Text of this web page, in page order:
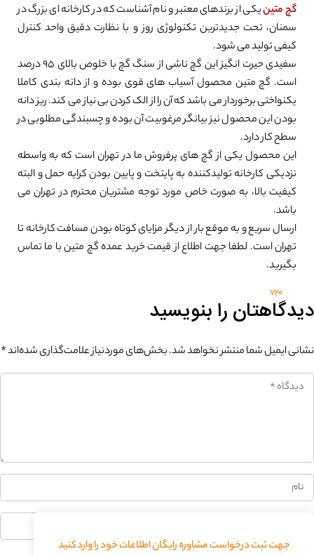
گچ متینیکی از برندهای معتبر و نام آشناست که در کارخانه ای بزرگ در
سمنان، تحت جدیدترین تکنولوژی روز و با نظارت دقیق واحد کنترل
کیفی تولید می شود.
سفیدی حیرت انگیز این گچ ناشی از سنگ گچ با خلوص بالای 95 درصد
است. گچ متین محصول آسیاب های قوی بوده و از دانه بندی کاملا
یکنواختی برخوردار می باشد که آن را از الک کردن بی نیاز می کند. ریز دانه
بودن این محصول نیز بیانگر مرغوبیت آن بوده و چسبندگی مطلوبی در
سطح کار دارد.
این محصول یکی از گچ های پرفروش ما در تهران است که به واسطه
نزدیکی کارخانه تولیدکننده به پایتخت و پایین بودن کرایه حمل و البته
کیفیت بالا، به صورت خاص مورد توجه مشتریان محترم در تهران می
باشد.
ارسال سریع و به موقع بار از دیگر مزایای کوتاه بودن مسافت کارخانه تا
تهران است. لطفا جهت اطلاع از قیمت خرید عمده گچ متین با ما تماس
بگیرید.
720
دیدگاهتان را بنویسید
نشانی ایمیل شما منتشر نخواهد شد.بخش‌های موردنیاز علامت‌گذاری شده‌اند*
جهت ثبت درخواست مشاوره رایگان اطلاعات خود را وارد کنید
0%